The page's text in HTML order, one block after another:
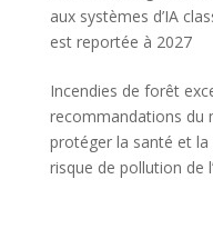
aux systèmes d’IA
est reportée à 2027
Incendies de forêt
recommandations du
protéger la santé et la
risque de pollution de